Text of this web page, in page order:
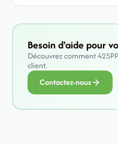
Besoin d'aide pour
Découvrez comment
client.
Contactez-nous